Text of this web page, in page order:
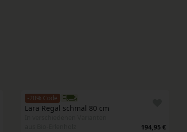
-20% Code
Lara Regal schmal 80 cm
194,95 €